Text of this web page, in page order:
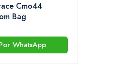
Cmo44
Bag
WhatsApp